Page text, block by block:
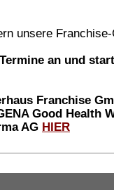
unsere
an und
Franchise
Good
AG HIER